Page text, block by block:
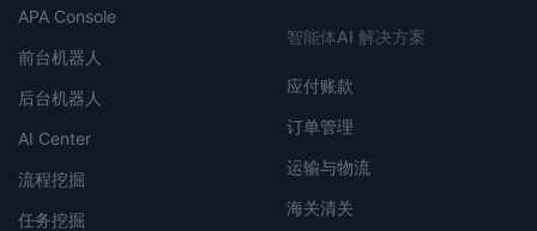
APA Console
前台机器人
后台机器人
AI Center
流程挖掘
任务挖掘
智能体AI 解决方案
应付账款
订单管理
运输与物流
海关清关